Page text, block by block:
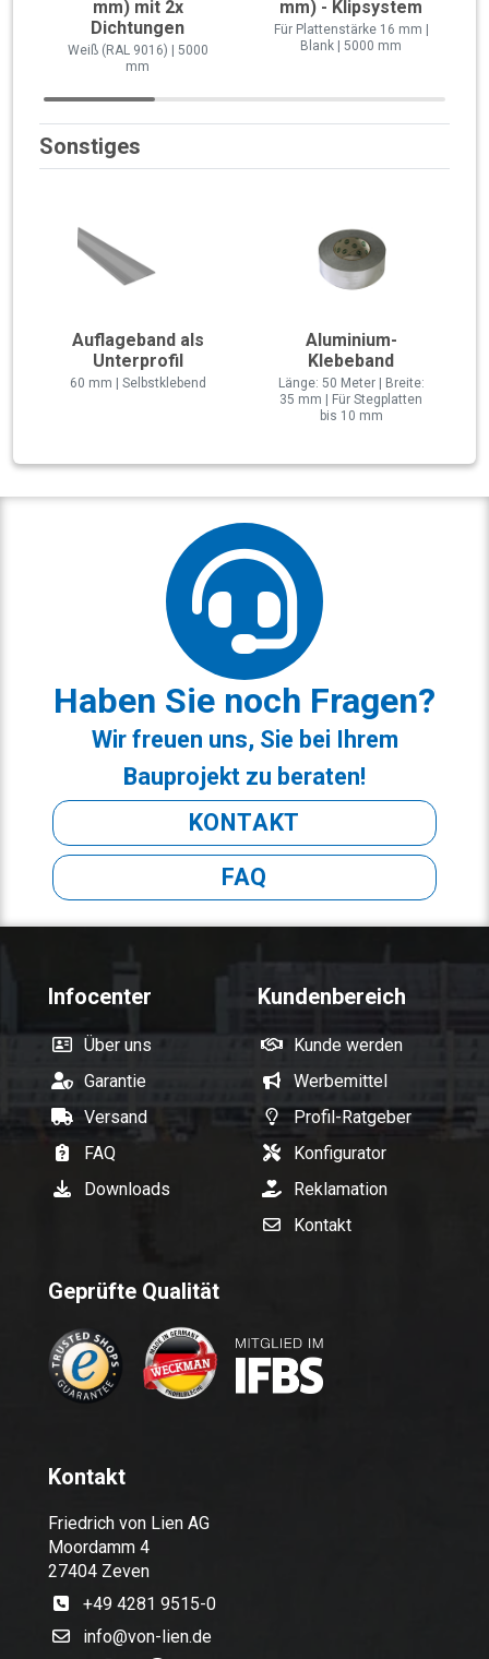
mm) mit 2x
Dichtungen
Weiß (RAL 9016) | 5000
mm
mm) - Klipsystem
Für Plattenstärke 16 mm |
Blank | 5000 mm
Sonstiges
Auflageband als
Unterprofil
60 mm | Selbstklebend
Aluminium-
Klebeband
Länge: 50 Meter | Breite:
35 mm | Für Stegplatten
bis 10 mm
Haben Sie noch Fragen?
Wir freuen uns, Sie bei Ihrem
Bauprojekt zu beraten!
KONTAKT
FAQ
Infocenter
Über uns
Garantie
Versand
FAQ
Downloads
Kundenbereich
Kunde werden
Werbemittel
Profil-Ratgeber
Konfigurator
Reklamation
Kontakt
Geprüfte Qualität
Kontakt
Friedrich von Lien AG
Moordamm 4
27404 Zeven
+49 4281 9515-0
info@von-lien.de